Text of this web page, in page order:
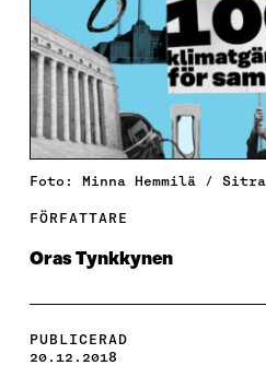
Foto: Minna Hemmilä / Sitra
FÖRFATTARE
Oras Tynkkynen
PUBLICERAD
20.12.2018